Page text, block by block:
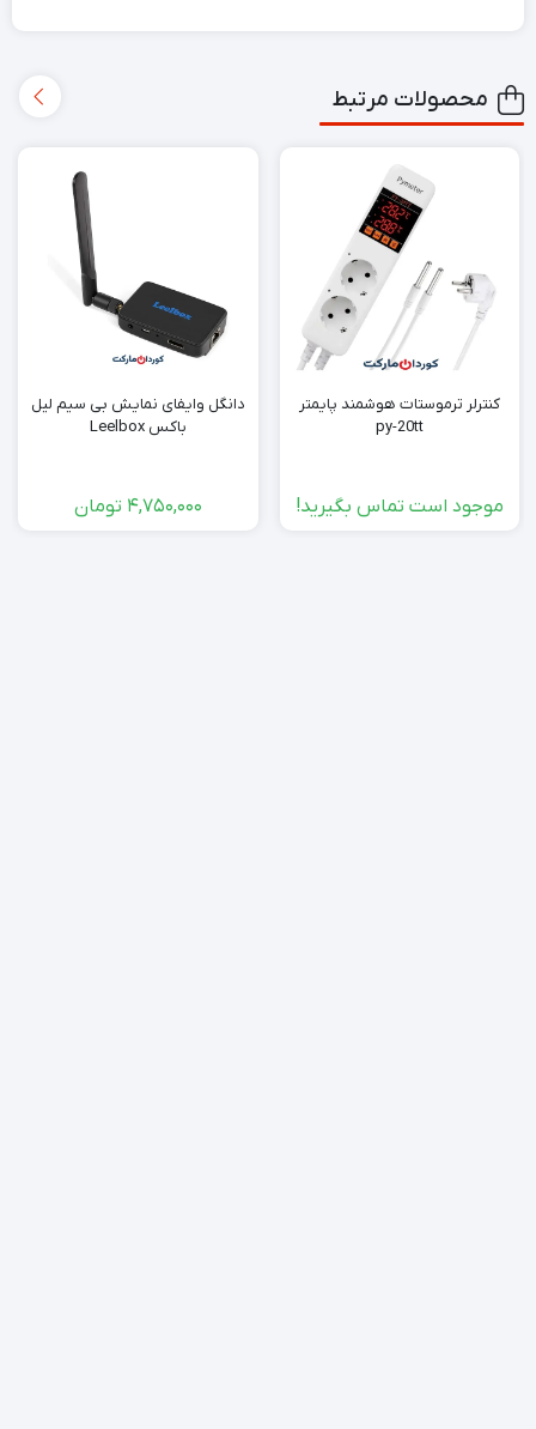
محصولات مرتبط
کنترلر ترموستات هوشمند پایمتر
py-20tt
موجود است تماس بگیرید!
دانگل وایفای نمایش بی سیم لیل
باکس Leelbox
4,750,000 تومان